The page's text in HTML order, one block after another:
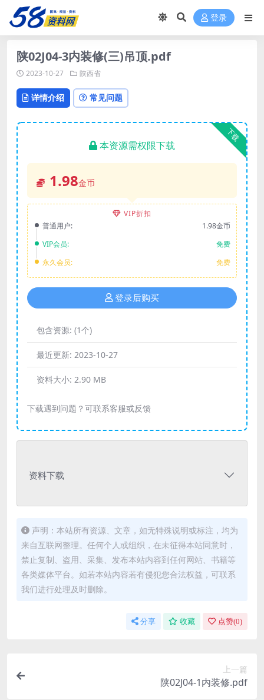
登录
陕02J04-3内装修(三)吊顶.pdf
2023-10-27 陕西省
详情介绍 常见问题
下载
本资源需权限下载
1.98金币
VIP折扣
普通用户:
1.98金币
VIP会员:
免费
永久会员:
免费
登录后购买
包含资源: (1个)
最近更新: 2023-10-27
资料大小: 2.90 MB
下载遇到问题？可联系客服或反馈
资料下载
声明：本站所有资源、文章，如无特殊说明或标注，均为
来自互联网整理。任何个人或组织，在未征得本站同意时，
禁止复制、盗用、采集、发布本站内容到任何网站、书籍等
各类媒体平台。如若本站内容若有侵犯您合法权益，可联系
我们进行处理及时删除。
分享 收藏 点赞(0)
上一篇
陕02J04-1内装修.pdf